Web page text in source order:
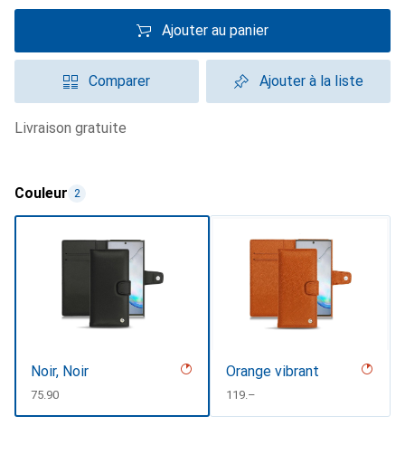
Ajouter au panier
Comparer Ajouter à la liste
livraison gratuite
Couleur 2
Noir, Noir
CHF
75.90
Orange vibrant
CHF
119.–